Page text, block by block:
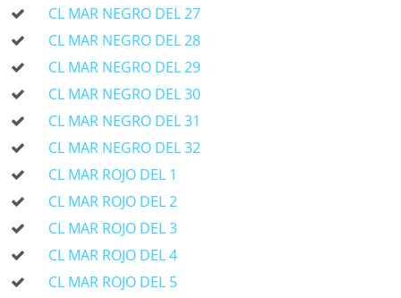
CL MAR NEGRO DEL 27
CL MAR NEGRO DEL 28
CL MAR NEGRO DEL 29
CL MAR NEGRO DEL 30
CL MAR NEGRO DEL 31
CL MAR NEGRO DEL 32
CL MAR ROJO DEL 1
CL MAR ROJO DEL 2
CL MAR ROJO DEL 3
CL MAR ROJO DEL 4
CL MAR ROJO DEL 5